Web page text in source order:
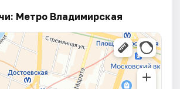
Метро Владимирская